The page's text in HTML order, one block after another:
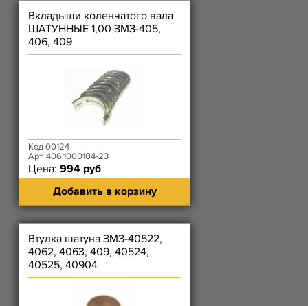
Вкладыши коленчатого вала
ШАТУННЫЕ 1,00 ЗМЗ-405,
406, 409
Код 00124
Арт. 406.1000104-23
Цена: 994 руб
Добавить в корзину
Втулка шатуна ЗМЗ-40522,
4062, 4063, 409, 40524,
40525, 40904